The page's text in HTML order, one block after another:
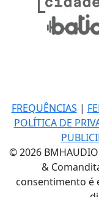
FREQUÊNCIAS |
POLÍTICA DE
© 2026
&
consentimento é